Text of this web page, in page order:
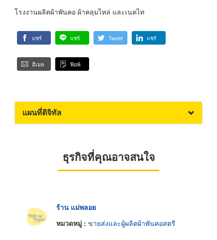
โรงงานผลิตผ้าพันคอ ผ้าคลุมไหล่ และเนคไท
แชร์ แชร์ Tweet แชร์
อีเมล พิมพ์
แผนที่ดิจิทัล
ธุรกิจที่คุณอาจสนใจ
ร้าน แม่พลอย
หมวดหมู่ : ขายส่งและผู้ผลิตผ้าพันคอสตรี